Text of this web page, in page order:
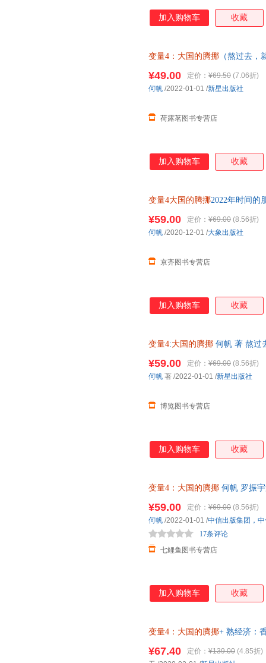
加入购物车 收藏
变量4：大国的腾挪 （熬过去
小说文学动漫/幽默育儿早教
¥49.00 定价： ¥69.50 (7.06折)
荷露茗图书专营店
何帆 /2022-01-01 /新星出版社
加入购物车 收藏
变量4大国的腾挪2022年时间的
¥59.00 定价： ¥69.00 (8.56折)
京齐图书专营店
何帆 /2020-12-01 /大象出版社
加入购物车 收藏
变量4:大国的腾挪 何帆 著 熬过
¥59.00 定价： ¥69.00 (8.56折)
博览图书专营店
何帆 著 /2022-01-01 /新星出版社
加入购物车 收藏
变量4：大国的腾挪 何帆 罗振
¥59.00 定价： ¥69.00 (8.56折)
七鲤鱼图书专营店
17条评论
何帆 /2022-01-01 /中信出版集团，
加入购物车 收藏
变量4：大国的腾挪+ 熟经济：
¥67.40 定价： ¥139.00 (4.85折)